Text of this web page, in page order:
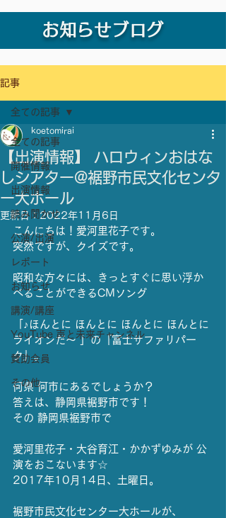
お知らせブログ
記事
全ての記事
開催情報
出演情報
読み聞かせ
公演/出演
レポート
お知らせ
講演/講座
YouTube 声と未来チャンネル
賛助会員
その他
全ての記事
【出演情報】 ハロウィンおはな
しシアター@裾野市民文化センタ
ー大ホール
koetomirai
更新日：2022年11月6日
こんにちは！愛河里花子です。
突然ですが、クイズです。
昭和な方々には、きっとすぐに思い浮か
べることができるCMソング
「♪ほんとに ほんとに ほんとに ほんとに
ライオンだ〜 」の『富士サファリパー
ク』。
何県 何市にあるでしょうか？
答えは、静岡県裾野市です！
その 静岡県裾野市で
愛河里花子・大谷育江・かかずゆみが 公
演をおこないます☆
2017年10月14日、土曜日。
裾野市民文化センター大ホールが、